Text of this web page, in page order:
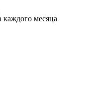
каждого месяца